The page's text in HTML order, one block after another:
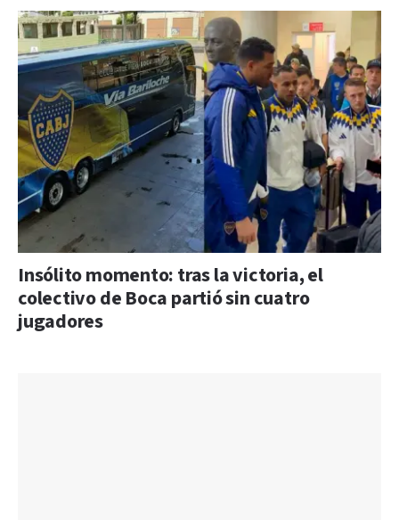
Insólito momento: tras la victoria, el
colectivo de Boca partió sin cuatro
jugadores